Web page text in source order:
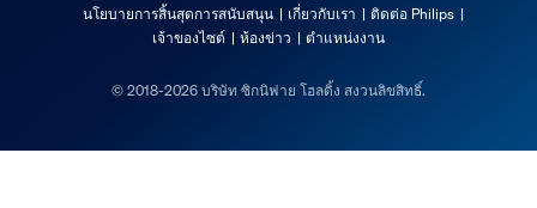
นโยบายการสิ้นสุดการสนับสนุน
เกี่ยวกับเรา
ติดต่อ Philips
เจ้าของไซต์
ห้องข่าว ตำแหน่งงาน
© 2018-2026 บริษัท ซิกนิฟาย โฮลดิ้ง สงวนลิขสิทธิ์.